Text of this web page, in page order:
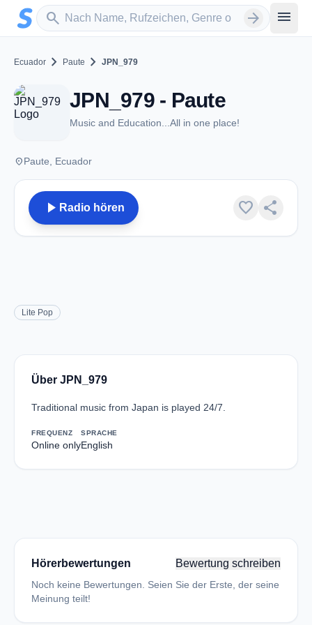
Zum Hauptinhalt springen
search
Sender suchen arrow_forward menu
Ecuador chevron_right Paute chevron_right JPN_979
JPN_979 - Paute
Music and Education...All in one place!
placePaute, Ecuador
play_arrow Radio hören favorite share
Lite Pop
Über JPN_979
Traditional music from Japan is played 24/7.
FREQUENZ
Online only
SPRACHE
English
Hörerbewertungen Bewertung schreiben
Noch keine Bewertungen. Seien Sie der Erste, der seine
Meinung teilt!